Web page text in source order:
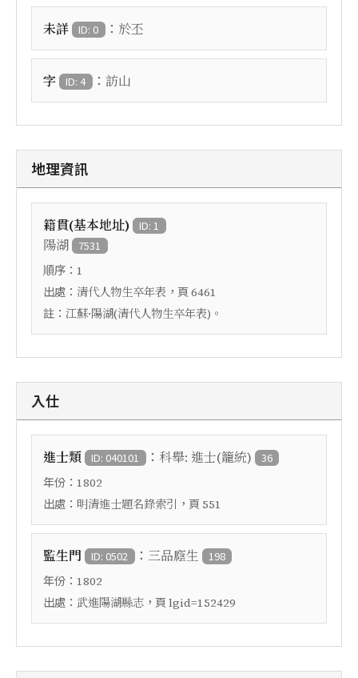
未詳 ID: 0 ： 於丕
字 ID: 4 ： 訪山
地理資訊
籍貫(基本地址) ID: 1
陽湖 7531
順序： 1
出處： 清代人物生卒年表 ，頁 6461
註： 江蘇·陽湖(清代人物生卒年表)。
入仕
進士類 ID: 040101 ： 科舉: 進士(籠統) 36
年份： 1802
出處： 明清進士題名錄索引 ，頁 551
監生門 ID: 0502 ： 三品廕生 198
年份： 1802
出處： 武進陽湖縣志 ，頁 lgid=152429